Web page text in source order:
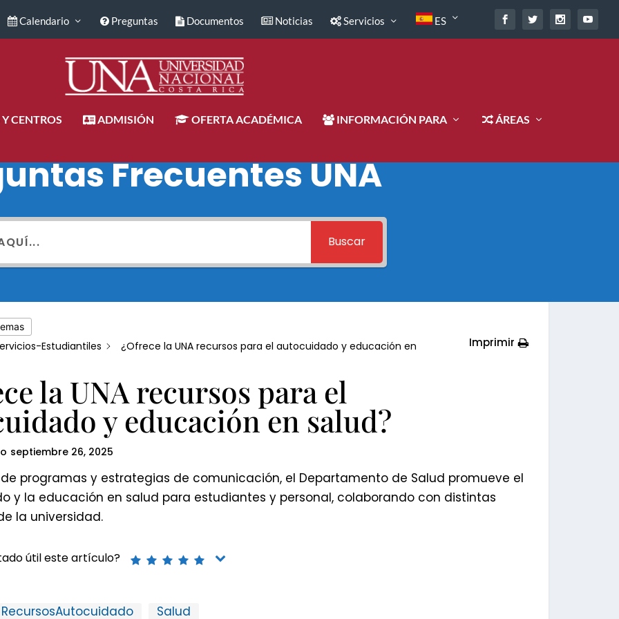
Calendario Preguntas Documentos Noticias Servicios ES
CENTROS ADMISIÓN OFERTA ACADÉMICA INFORMACIÓN PARA ÁREAS
Frecuentes UNA
Buscar
Estudiantiles
¿Ofrece la UNA recursos para el autocuidado y educación en
Imprimir
la UNA recursos para el
y educación en salud?
septiembre 26, 2025
de programas y estrategias de comunicación, el Departamento de Salud promueve el
y la educación en salud para estudiantes y personal, colaborando con distintas
la universidad.
útil este artículo?
RecursosAutocuidado Salud